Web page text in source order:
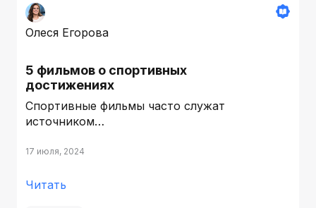
Олеся Егорова
5 фильмов о спортивных
достижениях
Спортивные фильмы часто служат
источником…
17 июля, 2024
Читать